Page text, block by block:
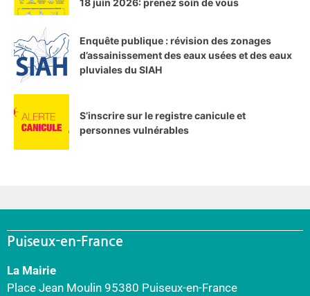
18 juin 2026: prenez soin de vous
Enquête publique : révision des zonages
d’assainissement des eaux usées et des eaux
pluviales du SIAH
S’inscrire sur le registre canicule et
personnes vulnérables
Puiseux-en-France
La Mairie
Place Jean Moulin 95380 Puiseux-en-France